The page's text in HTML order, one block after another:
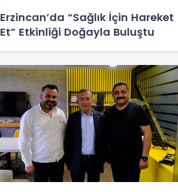
Erzincan’da “Sağlık İçin Hareket
Et” Etkinliği Doğayla Buluştu